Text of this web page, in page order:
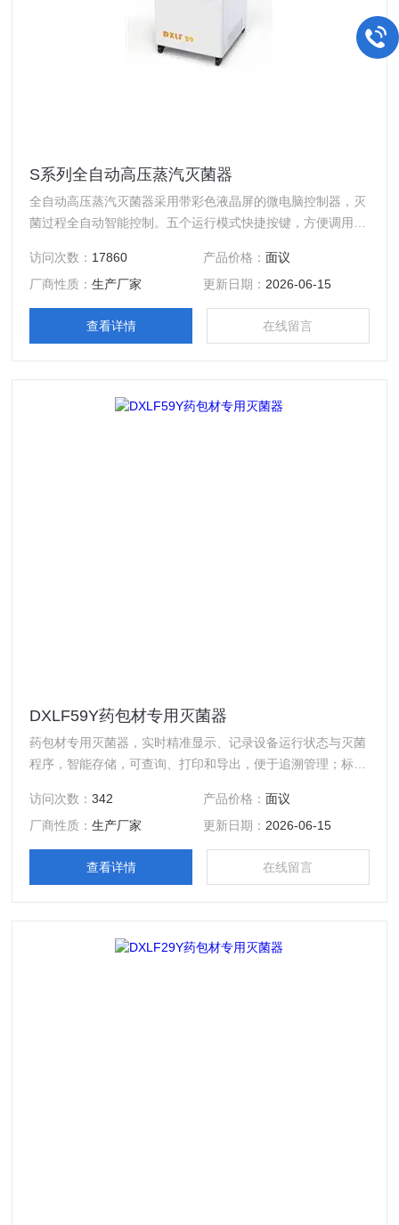
S系列全自动高压蒸汽灭菌器
全自动高压蒸汽灭菌器采用带彩色液晶屏的微电脑控制器，灭
菌过程全自动智能控制。五个运行模式快捷按键，方便调用、
屏幕动态显示，灭菌温度、时间实时显示，故障自动报警并停
止工作。
访问次数： 17860 产品价格： 面议
厂商性质：生产厂家 更新日期： 2026-06-15
查看详情 在线留言
DXLF59Y药包材专用灭菌器
药包材专用灭菌器，实时精准显示、记录设备运行状态与灭菌
程序，智能存储，可查询、打印和导出，便于追溯管理；标配
值等。
访问次数：342 产品价格： 面议
厂商性质：生产厂家 更新日期： 2026-06-15
查看详情 在线留言